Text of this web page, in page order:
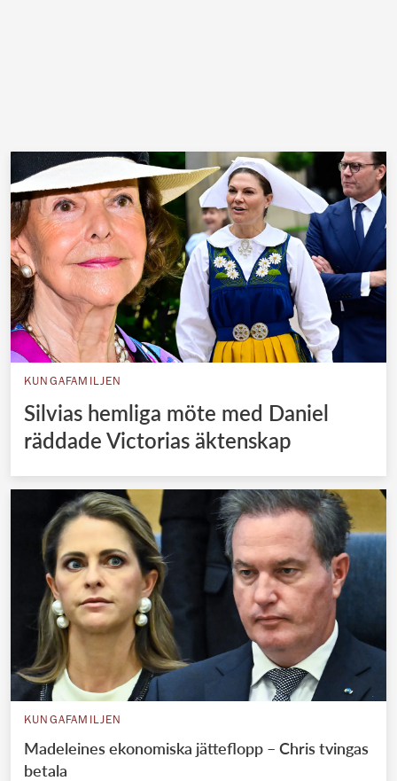
KUNGAFAMILJEN
Silvias hemliga möte med Daniel
räddade Victorias äktenskap
KUNGAFAMILJEN
Madeleines ekonomiska jätteflopp – Chris tvingas
betala